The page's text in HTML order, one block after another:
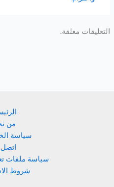
التعليقات مغلقة.
من
سياسة
اتصل
سياسة ملفات
شروط